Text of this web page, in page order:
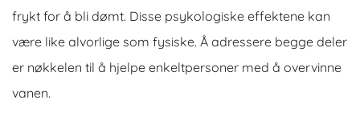
frykt for å bli dømt. Disse psykologiske effektene kan
være like alvorlige som fysiske. Å adressere begge deler
er nøkkelen til å hjelpe enkeltpersoner med å overvinne
vanen.